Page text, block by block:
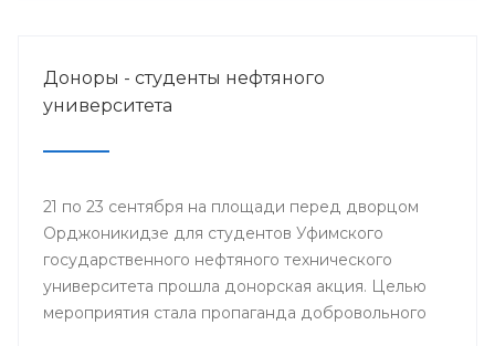
гриппу и ОРВИ и начале прививочной кампании
против гриппа в эпидсезон 2011-2012 годов».
Доноры - студенты нефтяного
университета
21 по 23 сентября на площади перед дворцом
Орджоникидзе для студентов Уфимского
государственного нефтяного технического
университета прошла донорская акция. Целью
мероприятия стала пропаганда добровольного